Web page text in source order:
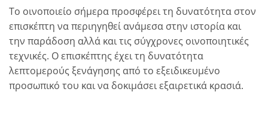
Το οινοποιείο σήμερα προσφέρει τη δυνατότητα στον
επισκέπτη να περιηγηθεί ανάμεσα στην ιστορία και
την παράδοση αλλά και τις σύγχρονες οινοποιητικές
τεχνικές. Ο επισκέπτης έχει τη δυνατότητα
λεπτομερούς ξενάγησης από το εξειδικευμένο
προσωπικό του και να δοκιμάσει εξαιρετικά κρασιά.